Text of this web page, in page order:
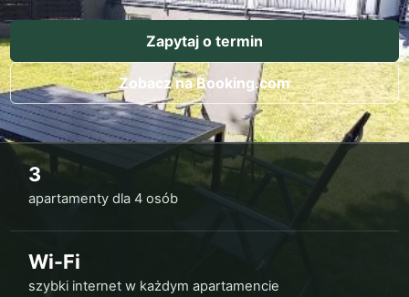
Zapytaj o termin
Zobacz na Booking.com
3
apartamenty dla 4 osób
Wi-Fi
szybki internet w każdym apartamencie